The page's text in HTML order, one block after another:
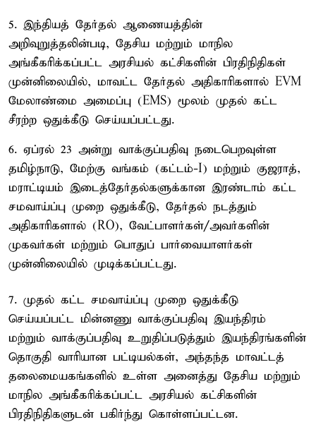
5. இந்தியத் தேர்தல் ஆணையத்தின்
அறிவுறுத்தலின்படி, தேசிய மற்றும் மாநில
அங்கீகரிக்கப்பட்ட அரசியல் கட்சிகளின் பிரதிநிதிகள்
முன்னிலையில், மாவட்ட தேர்தல் அதிகாரிகளால் EVM
மேலாண்மை அமைப்பு (EMS) மூலம் முதல் கட்ட
சீரற்ற ஒதுக்கீடு செய்யப்பட்டது.
6. ஏப்ரல் 23 அன்று வாக்குப்பதிவு நடைபெறவுள்ள
தமிழ்நாடு, மேற்கு வங்கம் (கட்டம்-I) மற்றும் குஜராத்,
மராட்டியம் இடைத்தேர்தல்களுக்கான இரண்டாம் கட்ட
சமவாய்ப்பு முறை ஒதுக்கீடு, தேர்தல் நடத்தும்
அதிகாரிகளால் (RO), வேட்பாளர்கள்/அவர்களின்
முகவர்கள் மற்றும் பொதுப் பார்வையாளர்கள்
முன்னிலையில் முடிக்கப்பட்டது.
7. முதல் கட்ட சமவாய்ப்பு முறை ஒதுக்கீடு
செய்யப்பட்ட மின்னணு வாக்குப்பதிவு இயந்திரம்
மற்றும் வாக்குப்பதிவு உறுதிப்படுத்தும் இயந்திரங்களின்
தொகுதி வாரியான பட்டியல்கள், அந்தந்த மாவட்டத்
தலைமையகங்களில் உள்ள அனைத்து தேசிய மற்றும்
மாநில அங்கீகரிக்கப்பட்ட அரசியல் கட்சிகளின்
பிரதிநிதிகளுடன் பகிர்ந்து கொள்ளப்பட்டன.